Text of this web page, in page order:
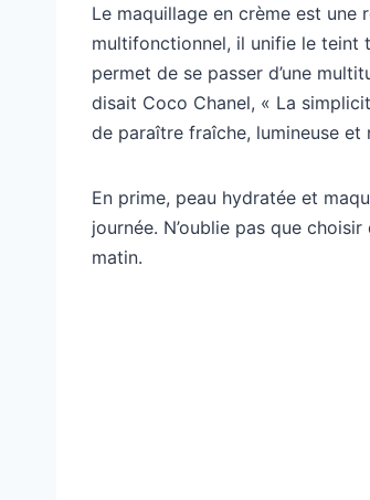
Le maquillage en crème est
multifonctionnel, il unifie le teint
permet de se passer d’une
disait Coco Chanel, « La
de paraître fraîche, lumineuse
En prime, peau hydratée et
journée. N’oublie pas que
matin.